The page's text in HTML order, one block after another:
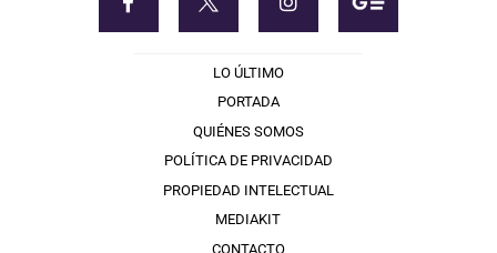
LO ÚLTIMO
PORTADA
QUIÉNES SOMOS
POLÍTICA DE PRIVACIDAD
PROPIEDAD INTELECTUAL
MEDIAKIT
CONTACTO